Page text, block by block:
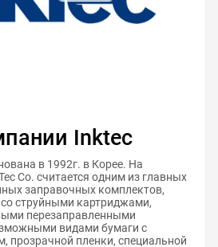
Inktec
в 1992г. в Корее. На
Co. считается одним из главных
заправочных комплектов,
струйными картриджами,
перезаправленными
видами бумаги с
прозрачной пленки, специальной